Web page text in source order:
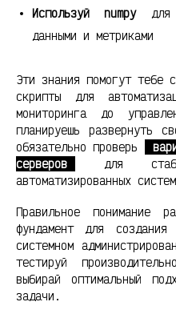
Используй numpyдля
данными и метриками
Эти знания помогут тебе
скрипты для
мониторинга до
планируешь развернуть
обязательно проверь
серверов
для
автоматизированных
Правильное понимание
фундамент для создания
системном
тестируй
выбирай оптимальный
задачи.